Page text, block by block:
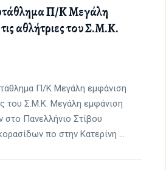
Π/Κ Μεγάλη
αθλήτριες του Σ.Μ.Κ.
Π/Κ Μεγάλη εμφάνιση
του Σ.Μ.Κ. Μεγάλη εμφάνιση
στο Πανελλήνιο Στίβου
πο στην Κατερίνη οι